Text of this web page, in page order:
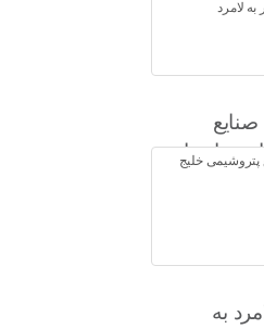
لامرد
انتخاب
به